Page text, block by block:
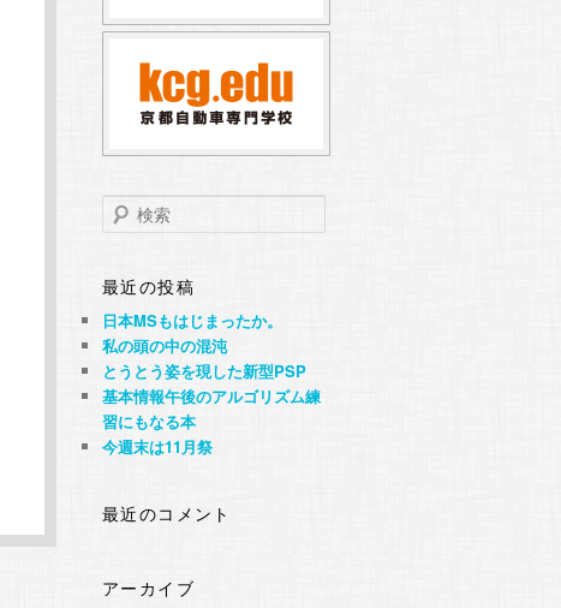
検
索
最近の投稿
日本MSもはじまったか。
私の頭の中の混沌
とうとう姿を現した新型PSP
基本情報午後のアルゴリズム練
習にもなる本
今週末は11月祭
最近のコメント
アーカイブ